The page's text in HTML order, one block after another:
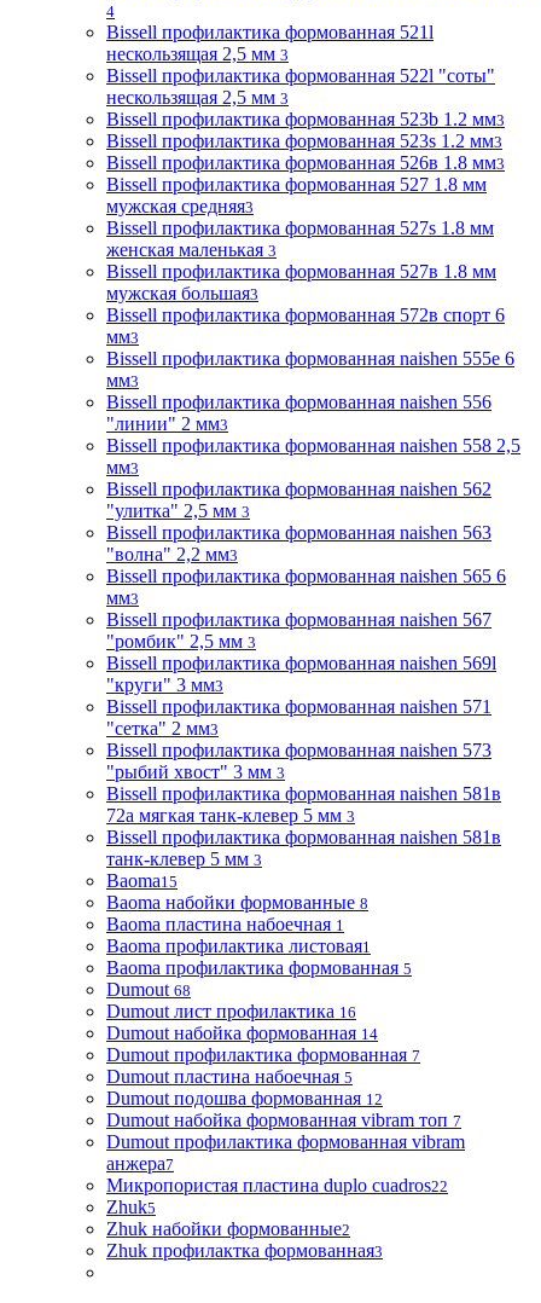
4
Bissell профилактика формованная 521l
нескользящая 2,5 мм 3
Bissell профилактика формованная 522l "соты"
нескользящая 2,5 мм 3
Bissell профилактика формованная 523b 1.2 мм3
Bissell профилактика формованная 523s 1.2 мм3
Bissell профилактика формованная 526в 1.8 мм3
Bissell профилактика формованная 527 1.8 мм
мужская средняя3
Bissell профилактика формованная 527s 1.8 мм
женская маленькая 3
Bissell профилактика формованная 527в 1.8 мм
мужская большая3
Bissell профилактика формованная 572в спорт 6
мм3
Bissell профилактика формованная naishen 555е 6
мм3
Bissell профилактика формованная naishen 556
"линии" 2 мм3
Bissell профилактика формованная naishen 558 2,5
мм3
Bissell профилактика формованная naishen 562
"улитка" 2,5 мм 3
Bissell профилактика формованная naishen 563
"волна" 2,2 мм3
Bissell профилактика формованная naishen 565 6
мм3
Bissell профилактика формованная naishen 567
"ромбик" 2,5 мм 3
Bissell профилактика формованная naishen 569l
"круги" 3 мм3
Bissell профилактика формованная naishen 571
"сетка" 2 мм3
Bissell профилактика формованная naishen 573
"рыбий хвост" 3 мм 3
Bissell профилактика формованная naishen 581в
72а мягкая танк-клевер 5 мм 3
Bissell профилактика формованная naishen 581в
танк-клевер 5 мм 3
Baoma15
Baoma набойки формованные 8
Baoma пластина набоечная 1
Baoma профилактика листовая1
Baoma профилактика формованная 5
Dumout 68
Dumout лист профилактика 16
Dumout набойка формованная 14
Dumout профилактика формованная 7
Dumout пластина набоечная 5
Dumout подошва формованная 12
Dumout набойка формованная vibram топ 7
Dumout профилактика формованная vibram
анжера7
Микропористая пластина duplo cuadros22
Zhuk5
Zhuk набойки формованные2
Zhuk профилактка формованная3